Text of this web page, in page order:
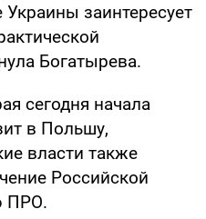
заинтересует
Богатырева.
сегодня начала
в Польшу,
власти также
Российской
ПРО.